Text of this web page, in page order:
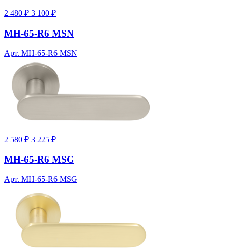
2 480 ₽ 3 100 ₽
MH-65-R6 MSN
Арт. MH-65-R6 MSN
2 580 ₽ 3 225 ₽
MH-65-R6 MSG
Арт. MH-65-R6 MSG